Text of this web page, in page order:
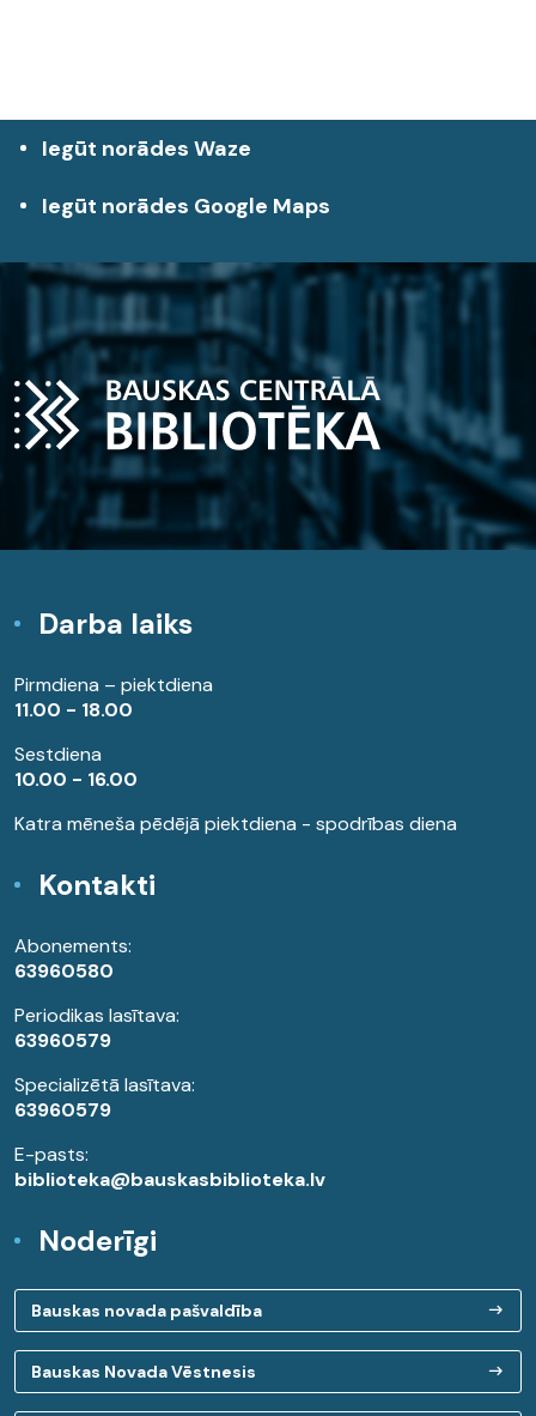
Iegūt norādes Waze
Iegūt norādes Google Maps
Darba laiks
Pirmdiena – piektdiena
11.00 - 18.00
Sestdiena
10.00 - 16.00
Katra mēneša pēdējā piektdiena - spodrības diena
Kontakti
Abonements:
63960580
Periodikas lasītava:
63960579
Specializētā lasītava:
63960579
E-pasts:
biblioteka@bauskasbiblioteka.lv
Noderīgi
Bauskas novada pašvaldība
Bauskas Novada Vēstnesis